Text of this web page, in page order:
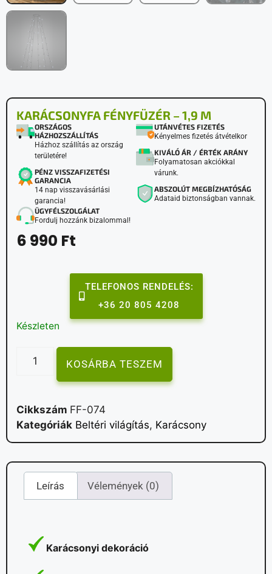
KARÁCSONYFA FÉNYFÜZÉR – 1,9 M
ORSZÁGOS
HÁZHOZSZÁLLÍTÁS
Házhoz szállítás az ország
területére!
PÉNZ VISSZAFIZETÉSI
GARANCIA
14 nap visszavásárlási
garancia!
ÜGYFÉLSZOLGÁLAT
Fordulj hozzánk bizalommal!
UTÁNVÉTES FIZETÉS
Kényelmes fizetés átvételkor
KIVÁLÓ ÁR / ÉRTÉK ARÁNY
Folyamatosan akciókkal
várunk.
ABSZOLÚT MEGBÍZHATÓSÁG
Adataid biztonságban vannak.
6 990 Ft
TELEFONOS RENDELÉS:
+36 20 805 4208
Készleten
KOSÁRBA TESZEM
Cikkszám FF-074
Kategóriák Beltéri világítás, Karácsony
Leírás Vélemények (0)
Karácsonyi dekoráció